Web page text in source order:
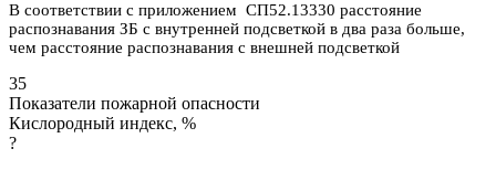
В соответствии с приложением СП52.13330 расстояние
распознавания ЗБ с внутренней подсветкой в два раза больше,
чем расстояние распознавания с внешней подсветкой
35
Показатели пожарной опасности
Кислородный индекс, %
?